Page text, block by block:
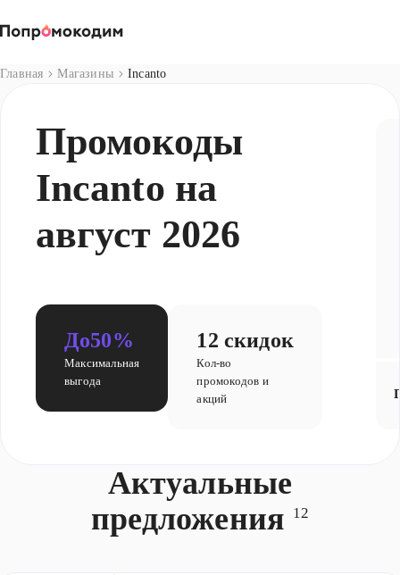
Главная Магазины Incanto
Промокоды
Incanto на
август 2026
До50%
Максимальная
выгода
12 скидок
Кол-во
промокодов и
акций
Актуальные
предложения 12